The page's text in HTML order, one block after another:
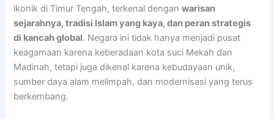
ikonik di Timur Tengah, terkenal denganwarisan
sejarahnya, tradisi Islam yang kaya, dan peran strategis
di kancah global. Negara ini tidak hanya menjadi pusat
keagamaan karena keberadaan kota suci Mekah dan
Madinah, tetapi juga dikenal karena kebudayaan unik,
sumber daya alam melimpah, dan modernisasi yang terus
berkembang.